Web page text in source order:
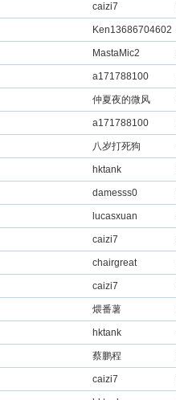
caizi7
Ken13686704602
MastaMic2
a171788100
仲夏夜的微风
a171788100
八岁打死狗
hktank
damesss0
lucasxuan
caizi7
chairgreat
caizi7
煨番薯
hktank
蔡鹏程
caizi7